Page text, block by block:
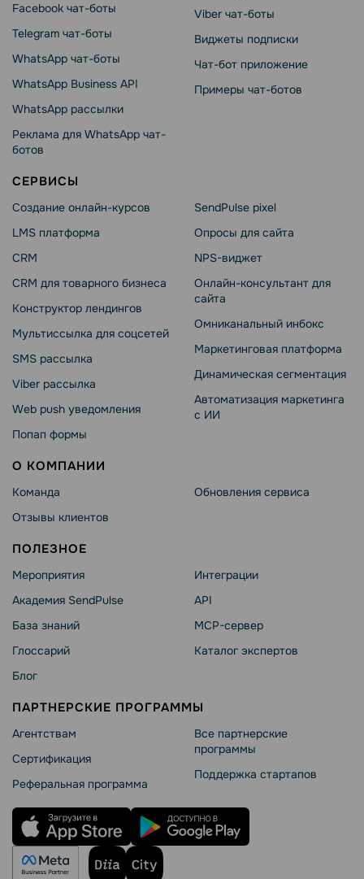
Facebook чат-боты
Telegram чат-боты
WhatsApp чат-боты
WhatsApp Business API
WhatsApp рассылки
Реклама для WhatsApp чат-
ботов
Viber чат-боты
Виджеты подписки
Чат-бот приложение
Примеры чат-ботов
СЕРВИСЫ
Создание онлайн-курсов
LMS платформа
CRM
CRM для товарного бизнеса
Конструктор лендингов
Мультиссылка для соцсетей
SMS рассылка
Viber рассылка
Web push уведомления
Попап формы
SendPulse pixel
Опросы для сайта
NPS-виджет
Онлайн-консультант для
сайта
Омниканальный инбокс
Маркетинговая платформа
Динамическая сегментация
Автоматизация маркетинга
с ИИ
О КОМПАНИИ
Команда
Отзывы клиентов
Обновления сервиса
ПОЛЕЗНОЕ
Мероприятия
Академия SendPulse
База знаний
Глоссарий
Блог
Интеграции
API
MCP-сервер
Каталог экспертов
ПАРТНЕРСКИЕ ПРОГРАММЫ
Агентствам
Сертификация
Реферальная программа
Все партнерские
программы
Поддержка стартапов